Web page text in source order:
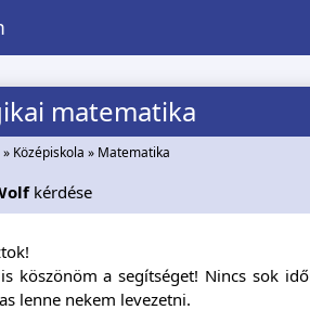
matematika
» Középiskola » Matematika
kérdése
köszönöm a segítséget! Nincs sok
lenne nekem levezetni.